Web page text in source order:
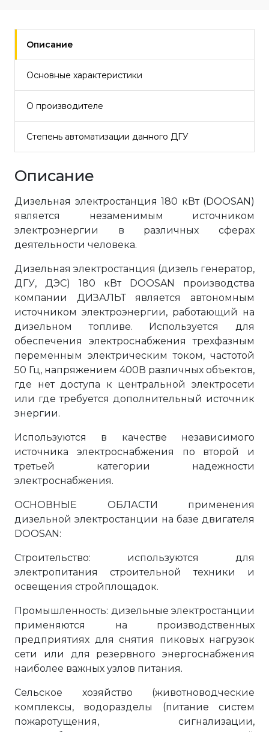
Описание
Основные характеристики
О производителе
Степень автоматизации данного ДГУ
Описание
Дизельная электростанция 180 кВт (DOOSAN)
является незаменимым источником
электроэнергии в различных сферах
деятельности человека.
Дизельная электростанция (дизель генератор,
ДГУ, ДЭС) 180 кВт DOOSAN производства
компании ДИЗАЛЬТ является автономным
источником электроэнергии, работающий на
дизельном топливе. Используется для
обеспечения электроснабжения трехфазным
переменным электрическим током, частотой
50 Гц, напряжением 400В различных объектов,
где нет доступа к центральной электросети
или где требуется дополнительный источник
энергии.
Используются в качестве независимого
источника электроснабжения по второй и
третьей категории надежности
электроснабжения.
ОСНОВНЫЕ ОБЛАСТИ применения
дизельной электростанции на базе двигателя
DOOSAN:
Строительство: используются для
электропитания строительной техники и
освещения стройплощадок.
Промышленность: дизельные электростанции
применяются на производственных
предприятиях для снятия пиковых нагрузок
сети или для резервного энергоснабжения
наиболее важных узлов питания.
Сельское хозяйство (животноводческие
комплексы, водоразделы (питание систем
пожаротущения, сигнализации,